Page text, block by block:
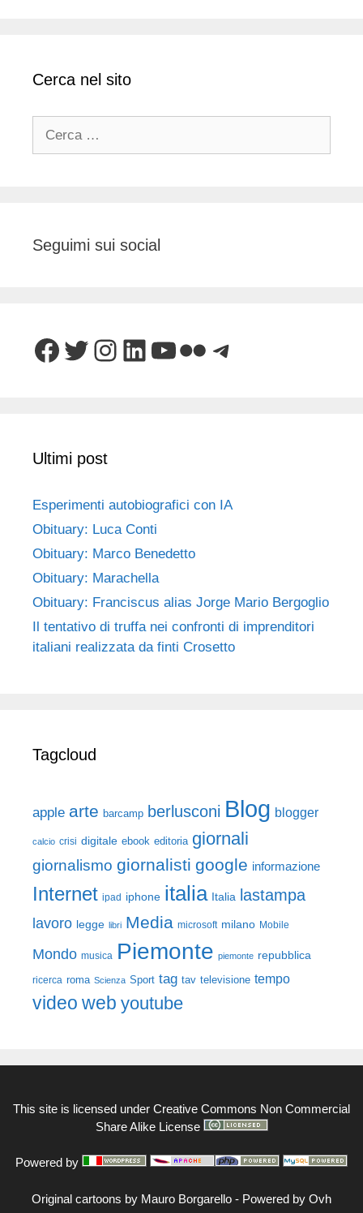
Cerca nel sito
Seguimi sui social
Facebook
Twitter
Instagram
LinkedIn
YouTube
FlickrTelegram
Ultimi post
Esperimenti autobiografici con IA
Obituary: Luca Conti
Obituary: Marco Benedetto
Obituary: Marachella
Obituary: Franciscus alias Jorge Mario Bergoglio
Il tentativo di truffa nei confronti di imprenditori
italiani realizzata da finti Crosetto
Tagcloud
apple arte barcamp berlusconi Blog blogger
calcio crisi digitale ebook editoria giornali
giornalismo giornalisti google informazione
Internet ipad iphone italia Italia lastampa
lavoro legge libri Media microsoft milano Mobile
Mondo musica Piemonte piemonte repubblica
ricerca roma Scienza Sport tag tav televisione tempo
video web youtube
This site is licensed under Creative Commons Non Commercial
Share Alike License
Powered by
Original cartoons by Mauro Borgarello - Powered by Ovh